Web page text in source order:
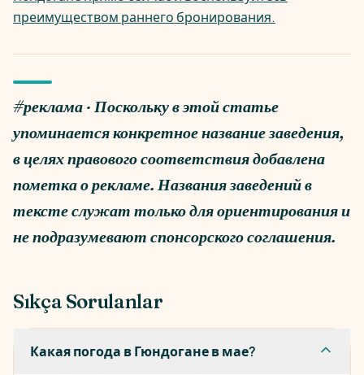
преимуществом раннего бронирования.
#реклама · Поскольку в этой статье
упоминается конкретное название заведения,
в целях правового соответствия добавлена
пометка о рекламе. Названия заведений в
тексте служат только для ориентирования и
не подразумевают спонсорского соглашения.
Sıkça Sorulanlar
Какая погода в Гюндогане в мае?